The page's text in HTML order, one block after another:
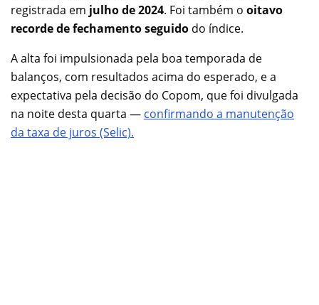
registrada em julho de 2024. Foi também o oitavo
recorde de fechamento seguido do índice.
A alta foi impulsionada pela boa temporada de
balanços, com resultados acima do esperado, e a
expectativa pela decisão do Copom, que foi divulgada
na noite desta quarta — confirmando a manutenção
da taxa de juros (Selic).